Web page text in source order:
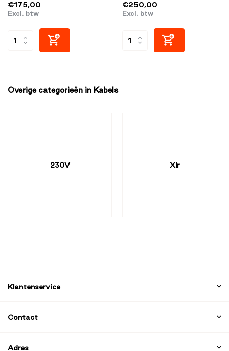
€175,00
Excl. btw
€250,00
Excl. btw
Overige categorieën in Kabels
230V Xlr
Klantenservice
Contact
Adres